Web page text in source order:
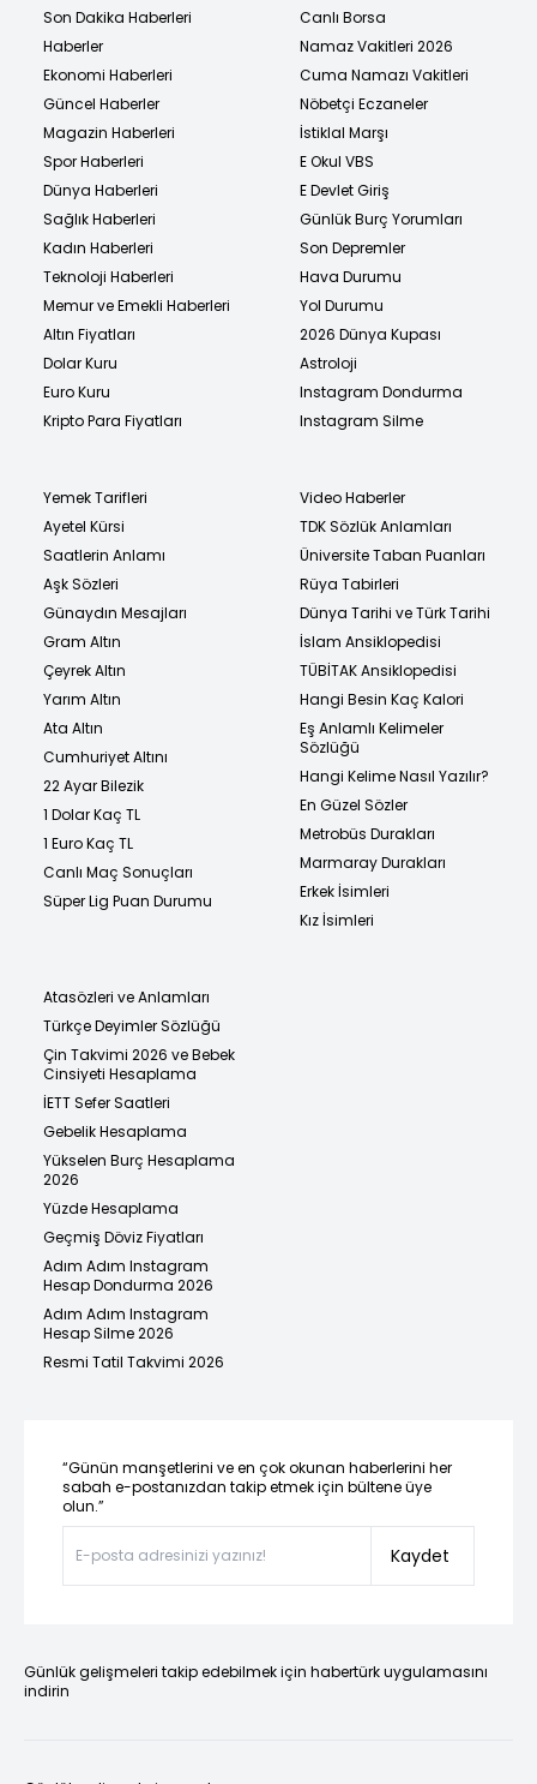
Son Dakika Haberleri
Haberler
Ekonomi Haberleri
Güncel Haberler
Magazin Haberleri
Spor Haberleri
Dünya Haberleri
Sağlık Haberleri
Kadın Haberleri
Teknoloji Haberleri
Memur ve Emekli Haberleri
Altın Fiyatları
Dolar Kuru
Euro Kuru
Kripto Para Fiyatları
Canlı Borsa
Namaz Vakitleri 2026
Cuma Namazı Vakitleri
Nöbetçi Eczaneler
İstiklal Marşı
E Okul VBS
E Devlet Giriş
Günlük Burç Yorumları
Son Depremler
Hava Durumu
Yol Durumu
2026 Dünya Kupası
Astroloji
Instagram Dondurma
Instagram Silme
Yemek Tarifleri
Ayetel Kürsi
Saatlerin Anlamı
Aşk Sözleri
Günaydın Mesajları
Gram Altın
Çeyrek Altın
Yarım Altın
Ata Altın
Cumhuriyet Altını
22 Ayar Bilezik
1 Dolar Kaç TL
1 Euro Kaç TL
Canlı Maç Sonuçları
Süper Lig Puan Durumu
Video Haberler
TDK Sözlük Anlamları
Üniversite Taban Puanları
Rüya Tabirleri
Dünya Tarihi ve Türk Tarihi
İslam Ansiklopedisi
TÜBİTAK Ansiklopedisi
Hangi Besin Kaç Kalori
Eş Anlamlı Kelimeler
Sözlüğü
Hangi Kelime Nasıl Yazılır?
En Güzel Sözler
Metrobüs Durakları
Marmaray Durakları
Erkek İsimleri
Kız İsimleri
Atasözleri ve Anlamları
Türkçe Deyimler Sözlüğü
Çin Takvimi 2026 ve Bebek
Cinsiyeti Hesaplama
İETT Sefer Saatleri
Gebelik Hesaplama
Yükselen Burç Hesaplama
2026
Yüzde Hesaplama
Geçmiş Döviz Fiyatları
Adım Adım Instagram
Hesap Dondurma 2026
Adım Adım Instagram
Hesap Silme 2026
Resmi Tatil Takvimi 2026
“Günün manşetlerini ve en çok okunan haberlerini her
sabah e-postanızdan takip etmek için bültene üye
olun.”
Kaydet
Günlük gelişmeleri takip edebilmek için habertürk uygulamasını
indirin